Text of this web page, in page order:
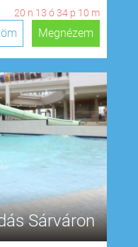
20 n13ó34 p9 m
Megnézem
Sárváron